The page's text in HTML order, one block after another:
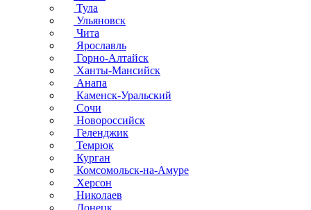
Тула
Ульяновск
Чита
Ярославль
Горно-Алтайск
Ханты-Мансийск
Анапа
Каменск-Уральский
Сочи
Новороссийск
Геленджик
Темрюк
Курган
Комсомольск-на-Амуре
Херсон
Николаев
Донецк